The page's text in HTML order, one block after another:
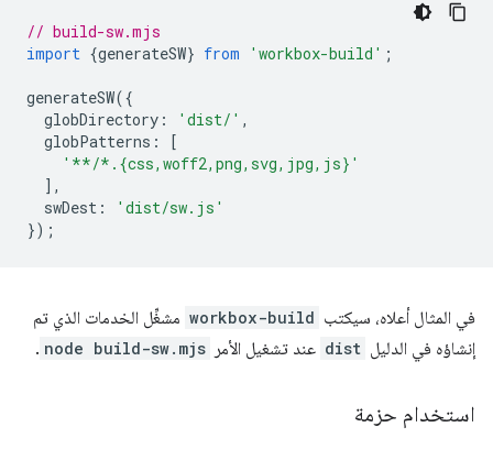
// build-sw.mjs
import {generateSW} from 'workbox-build' ;
generateSW({
globDirectory : 'dist/' ,
globPatterns :
[
'**/*.{css,woff2,png,svg,jpg,js}'
],
swDest :
'dist/sw.js'
});
في المثال أعلاه، سيكتب workbox-build مشغِّل الخدمات الذي تم
إنشاؤه في الدليل dist عند تشغيل الأمر node build-sw.mjs
.
استخدام حزمة